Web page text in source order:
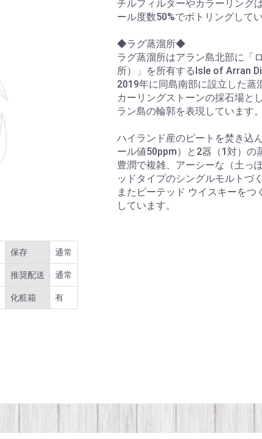
チルフィルターやカラーリング
ール度数50%でボトリングしてい
◆ラグ蒸溜所◆
ラグ蒸溜所はアラン島北部に「
所）」を所有するIsle of Arran
2019年に同島南部に設立した蒸
カーリングストーンの採石場と
ラン島の輪郭を表現しています。
ハイランド産のピートを焚き込
ール値50ppm）と2器（1対）の
豊潤で複雑、アーシーな（土っ
ッドタイプのシングルモルトづ
またピーテッド ウイスキーをつ
しています。
保存 通常
推奨配送 通常
化粧箱 有